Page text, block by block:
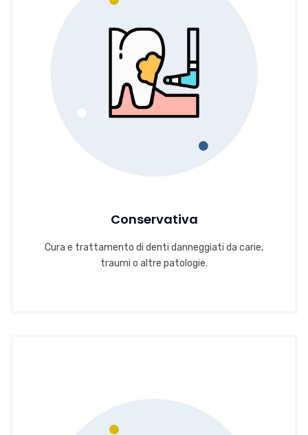
Conservativa
Cura e trattamento di denti danneggiati da carie,
traumi o altre patologie.